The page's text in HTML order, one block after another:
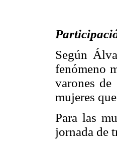
Según
fenómeno
varones
mujeres
Para las
jornada de